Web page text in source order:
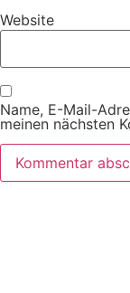
Website
Name, E-Mail-
meinen nächsten